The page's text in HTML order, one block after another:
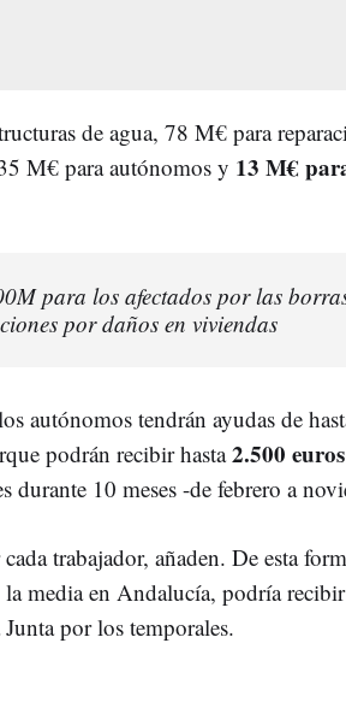
de agua, 78 M€ para
M€ para autónomos y 13 M€
para los afectados por las
por daños en viviendas
autónomos tendrán ayudas de
podrán recibir hasta2.500
durante 10 meses -de febrero a
trabajador, añaden. De esta
media en Andalucía, podría
por los temporales.